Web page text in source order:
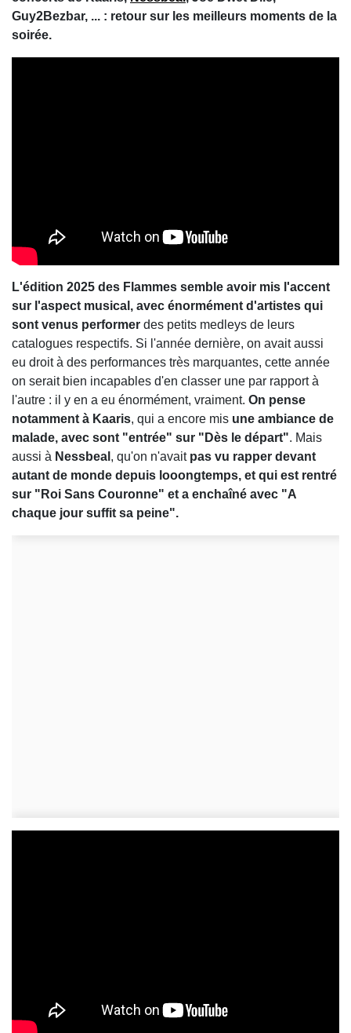
Guy2Bezbar, ... : retour sur les meilleurs moments de la
soirée.
L'édition 2025 des Flammes semble avoir mis l'accent
sur l'aspect musical, avec énormément d'artistes qui
sont venus performer des petits medleys de leurs
catalogues respectifs. Si l'année dernière, on avait aussi
eu droit à des performances très marquantes, cette année
on serait bien incapables d'en classer une par rapport à
l'autre : il y en a eu énormément, vraiment. On pense
notamment à Kaaris, qui a encore mis une ambiance de
malade, avec sont "entrée" sur "Dès le départ". Mais
aussi à Nessbeal , qu'on n'avaitpas vu rapper devant
autant de monde depuis looongtemps, et qui est rentré
sur "Roi Sans Couronne" et a enchaîné avec "A
chaque jour suffit sa peine".